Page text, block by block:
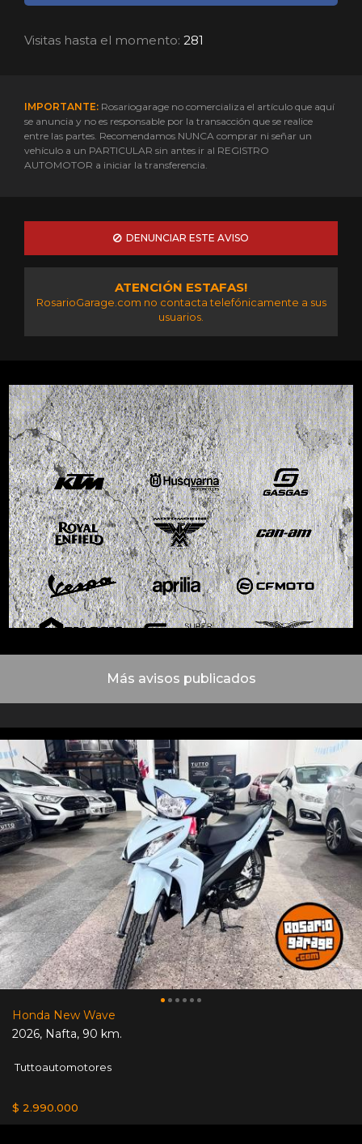
Visitas hasta el momento: 281
IMPORTANTE: Rosariogarage no comercializa el artículo que aquí
se anuncia y no es responsable por la transacción que se realice
entre las partes. Recomendamos NUNCA comprar ni señar un
vehículo a un PARTICULAR sin antes ir al REGISTRO
AUTOMOTOR a iniciar la transferencia.
DENUNCIAR ESTE AVISO
ATENCIÓN ESTAFAS!
RosarioGarage.com no contacta telefónicamente a sus
usuarios.
Más avisos publicados
Honda New Wave
2026, Nafta, 90 km.
Tuttoautomotores
$ 2.990.000